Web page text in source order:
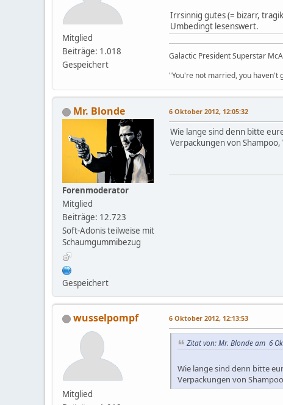
Mitglied
Beiträge: 1.018
Gespeichert
Irrsinnig gutes (= bizarr,
Umbedingt lesenswert.
Galactic President Superstar
"You're not married, you haven't
Mr. Blonde
Forenmoderator
Mitglied
Beiträge: 12.723
Soft-Adonis teilweise mit
Schaumgummibezug
Gespeichert
6 Oktober 2012, 12:05:32
Wie lange sind denn bitte
Verpackungen von
wusselpompf
Mitglied
6 Oktober 2012, 12:13:53
Zitat von: Mr. Blonde am 6
Wie lange sind denn bitte
Verpackungen von